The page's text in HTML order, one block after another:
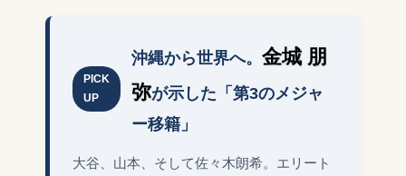
PICK
UP
沖縄から世界へ。 金城 朋
弥が示した「第3のメジャ
ー移籍」
大谷、山本、そして佐々木朗希。エリート